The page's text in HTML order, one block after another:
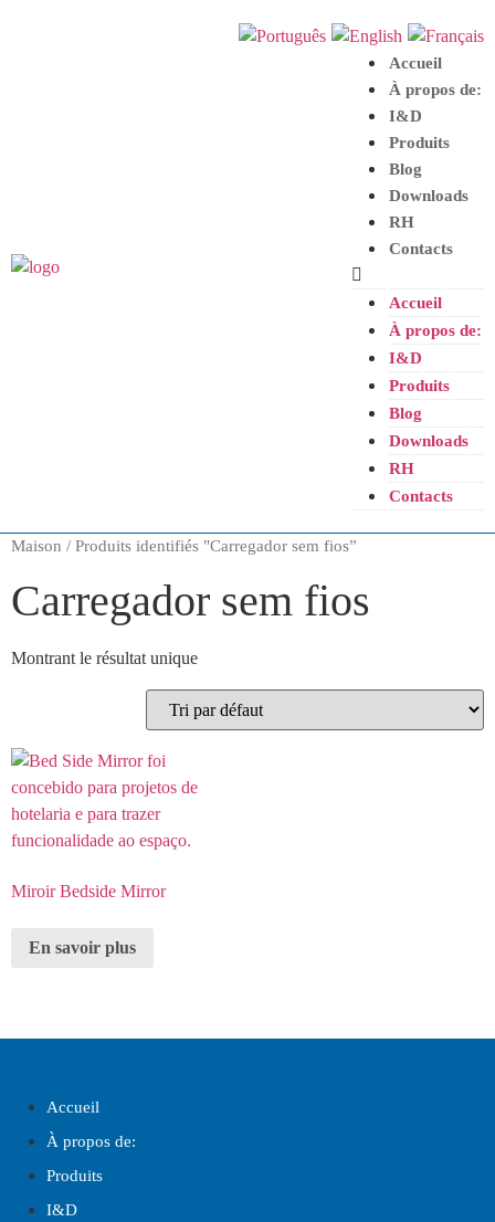
Accueil
À propos de:
I&D
Produits
Blog
Downloads
RH
Contacts
Accueil
À propos de:
I&D
Produits
Blog
Downloads
RH
Contacts
Maison / Produits identifiés "Carregador sem fios”
Carregador sem fios
Montrant le résultat unique
Miroir Bedside Mirror
En savoir plus
Accueil
À propos de:
Produits
I&D